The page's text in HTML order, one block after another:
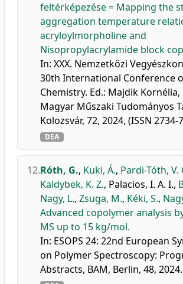
feltérképezése = Mapping the
aggregation temperature
acryloylmorpholine and
Nisopropylacrylamide block
In: XXX. Nemzetközi
30th International Conference
Chemistry. Ed.: Majdik Kornélia,
Magyar Műszaki Tudományos
Kolozsvár, 72, 2024, (ISSN 2734-
DEA
12.Róth, G., Kuki, Á., Pardi-Tóth, V.
Kaldybek, K. Z., Palacios, I. A. I.,
Nagy, L., Zsuga, M., Kéki, S.,
Advanced copolymer analysis
MS up to 15 kg/mol.
In: ESOPS 24: 22nd European
on Polymer Spectroscopy:
Abstracts, BAM, Berlin, 48, 2024.